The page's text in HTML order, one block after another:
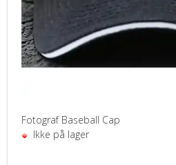
DRONER & TILBEHØR
SE KURV
UDEKØRENDE IT-SUPPORT
Fotograf Baseball Cap
Ikke på lager